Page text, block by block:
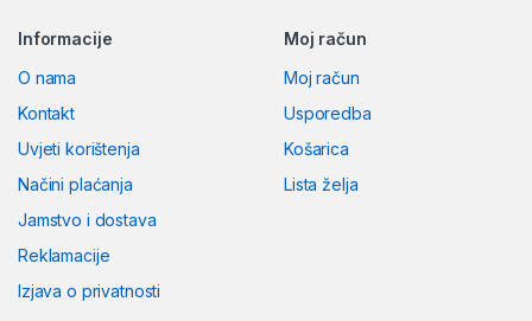
Informacije
O nama
Kontakt
Uvjeti korištenja
Načini plaćanja
Jamstvo i dostava
Reklamacije
Izjava o privatnosti
Moj račun
Moj račun
Usporedba
Košarica
Lista želja